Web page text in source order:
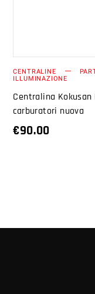
CENTRALINE
ILLUMINAZIONE
Centralina Kokusan
carburatori nuova
€90.00